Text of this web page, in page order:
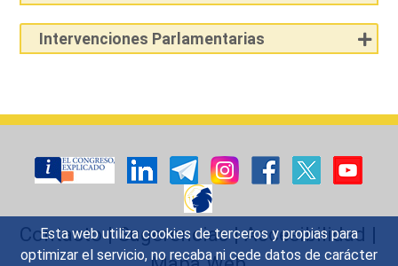
Esta web utiliza cookies de terceros y propias para
optimizar el servicio, no recaba ni cede datos de carácter
Intervenciones Parlamentarias
Contacto|Sugerencias|Accesibilidad |